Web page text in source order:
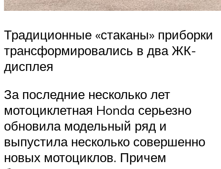
Традиционные «стаканы» приборки
трансформировались в два ЖК-
дисплея
За последние несколько лет
мотоциклетная Honda серьезно
обновила модельный ряд и
выпустила несколько совершенно
новых мотоциклов. Причем